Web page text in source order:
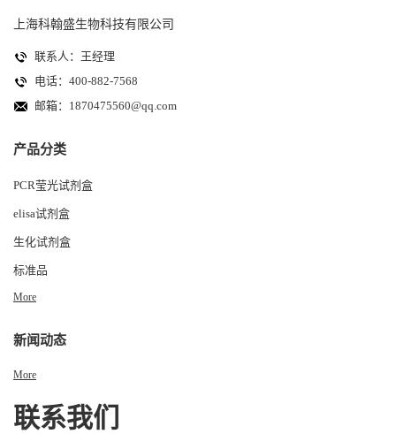
上海科翰盛生物科技有限公司
联系人：王经理
电话：400-882-7568
邮箱： 1870475560@qq.com
产品分类
PCR莹光试剂盒
elisa试剂盒
生化试剂盒
标准品
More
新闻动态
More
联系我们